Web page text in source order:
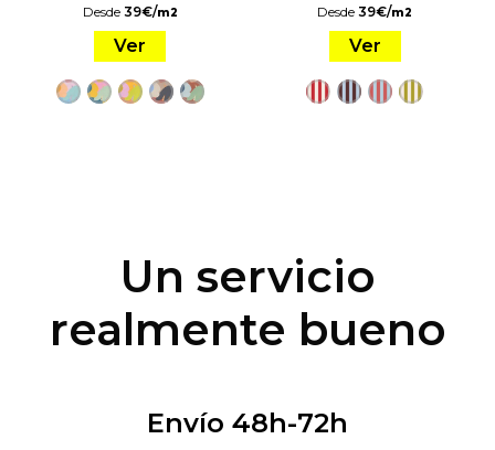
Desde 39€/m2
Ver
Desde39€/m2
Ver
Un servicio
realmente bueno
Envío 48h-72h